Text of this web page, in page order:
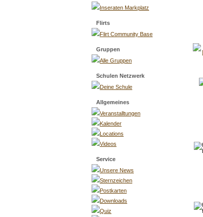
Inseraten Markplatz
Flirts
Flirt Community Base
Gruppen
Alle Gruppen
Schulen Netzwerk
Deine Schule
Allgemeines
Veranstalltungen
Kalender
Locations
Videos
Service
Unsere News
Sternzeichen
Postkarten
Downloads
Quiz